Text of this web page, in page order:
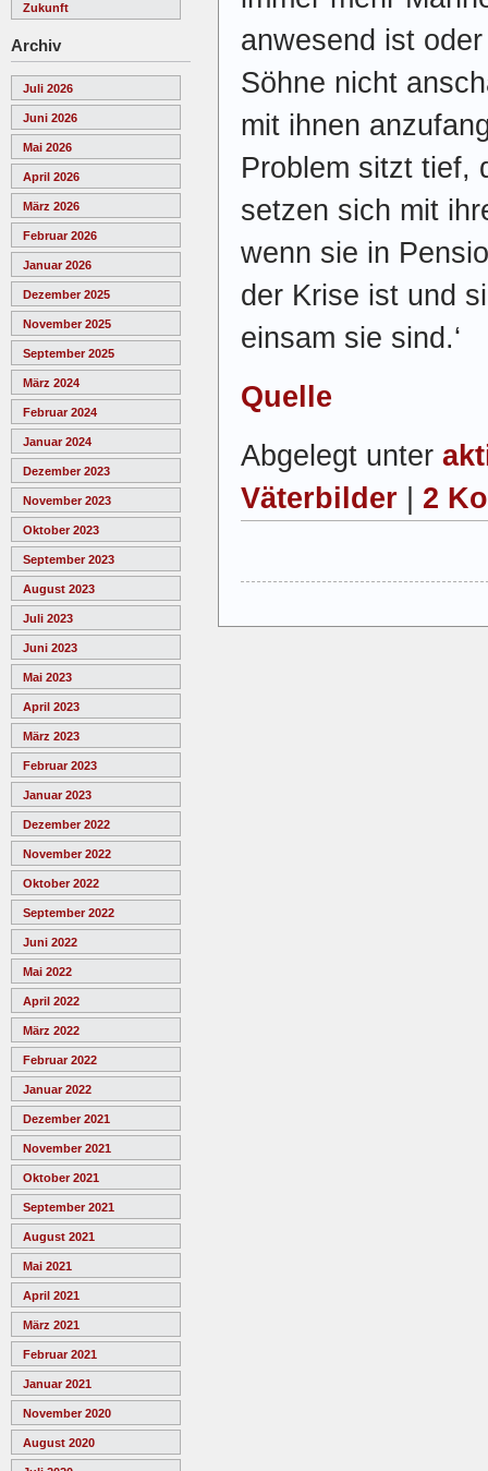
Zukunft
Archiv
Juli 2026
Juni 2026
Mai 2026
April 2026
März 2026
Februar 2026
Januar 2026
Dezember 2025
November 2025
September 2025
März 2024
Februar 2024
Januar 2024
Dezember 2023
November 2023
Oktober 2023
September 2023
August 2023
Juli 2023
Juni 2023
Mai 2023
April 2023
März 2023
Februar 2023
Januar 2023
Dezember 2022
November 2022
Oktober 2022
September 2022
Juni 2022
Mai 2022
April 2022
März 2022
Februar 2022
Januar 2022
Dezember 2021
November 2021
Oktober 2021
September 2021
August 2021
Mai 2021
April 2021
März 2021
Februar 2021
Januar 2021
November 2020
August 2020
anwesend ist
Söhne nicht
mit ihnen
Problem sitzt tief,
setzen sich mit
wenn sie in
der Krise ist und
einsam sie sind.‘
Quelle
Abgelegt unter
Väterbilder
2